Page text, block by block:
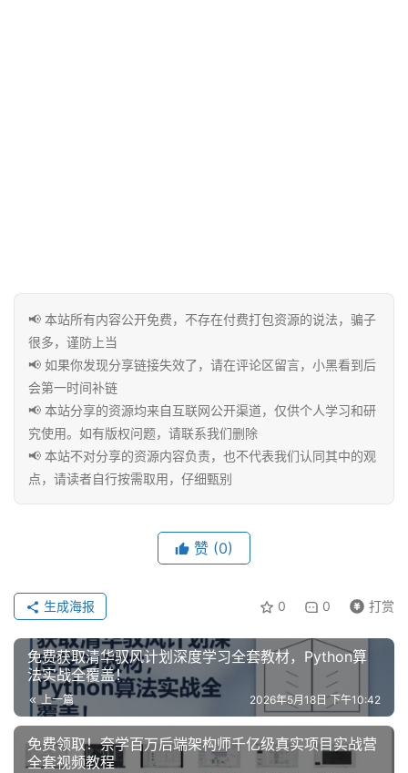
免
费
课
程
联
系
合
📢 本站所有内容公开免费，不存在付费打包资源的说法，骗子
很多，谨防上当
📢 如果你发现分享链接失效了，请在评论区留言，小黑看到后
会第一时间补链
📢 本站分享的资源均来自互联网公开渠道，仅供个人学习和研
究使用。如有版权问题，请联系我们删除
📢 本站不对分享的资源内容负责，也不代表我们认同其中的观
点，请读者自行按需取用，仔细甄别
赞 (0)
0 0 打赏
生成海报
免费获取清华驭风计划深度学习全套教材，Python算
法实战全覆盖！
上一篇 2026年5月18日 下午10:42
免费领取！奈学百万后端架构师千亿级真实项目实战营
全套视频教程